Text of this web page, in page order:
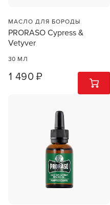
МАСЛО ДЛЯ БОРОДЫ
PRORASO Cypress &
Vetyver
30 МЛ
1 490 ₽ 1 ШТ